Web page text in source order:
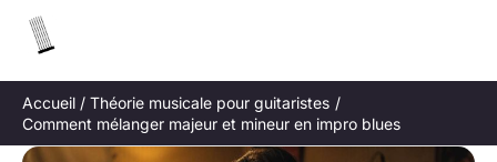
Accueil
Théorie musicale pour guitaristes
Comment mélanger majeur et mineur en impro blues
h